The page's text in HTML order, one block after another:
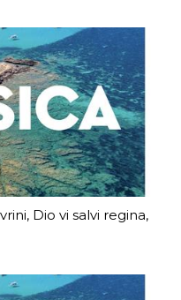
Dio vi salvi regina,